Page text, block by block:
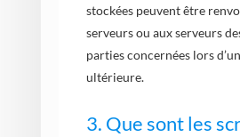
stockées peuvent être
serveurs ou aux serveurs
parties concernées lors
ultérieure.
3. Que sont les